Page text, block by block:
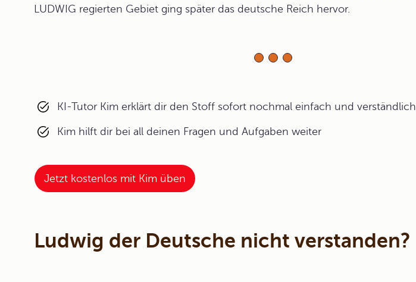
LUDWIG regierten Gebiet ging später das deutsche Reich hervor.
KI-Tutor Kim erklärt dir den Stoff sofort nochmal einfach und verständlich
Kim hilft dir bei all deinen Fragen und Aufgaben weiter
Jetzt kostenlos mit Kim üben
Ludwig der Deutsche nicht verstanden?